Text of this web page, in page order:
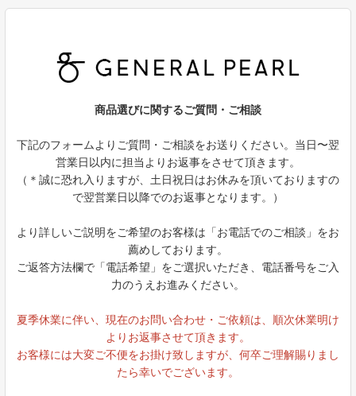
商品選びに関するご質問・ご相談
下記のフォームよりご質問・ご相談をお送りください。当日〜翌
営業日以内に担当よりお返事をさせて頂きます。
（＊誠に恐れ入りますが、土日祝日はお休みを頂いておりますの
で翌営業日以降でのお返事となります。）
より詳しいご説明をご希望のお客様は「お電話でのご相談」をお
薦めしております。
ご返答方法欄で「電話希望」をご選択いただき、電話番号をご入
力のうえお進みください。
夏季休業に伴い、現在のお問い合わせ・ご依頼は、順次休業明け
よりお返事させて頂きます。
お客様には大変ご不便をお掛け致しますが、何卒ご理解賜りまし
たら幸いでございます。